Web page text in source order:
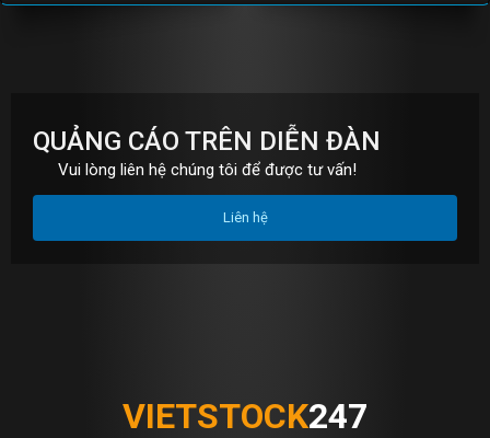
QUẢNG CÁO TRÊN DIỄN ĐÀN
Vui lòng liên hệ chúng tôi để được tư vấn!
Liên hệ
VIETSTOCK247